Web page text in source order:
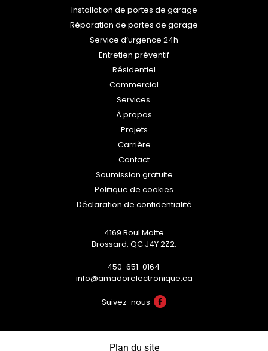
Installation de portes de garage
Réparation de portes de garage
Service d’urgence 24h
Entretien préventif
Résidentiel
Commercial
Services
À propos
Projets
Carrière
Contact
Soumission gratuite
Politique de cookies
Déclaration de confidentialité
4169 Boul Matte
Brossard, QC J4Y 2Z2.
450-651-0164
info@amadorelectronique.ca
Suivez-nous
Plan du site